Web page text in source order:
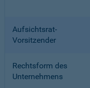
Aufsichtsrat-
Vorsitzender
Rechtsform des
Unternehmens